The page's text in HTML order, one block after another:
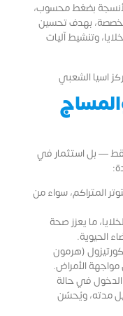
بضغط محسوب،
بهدف تحسين
وتنشيط آليات
اسيا الشعبي
— بل استثمار في
المتراكم، سواء من
ما يعزز صحة
الحيوية.
(هرمون
مواجهة الأمراض.
في حالة
مدته، ويُحسّن